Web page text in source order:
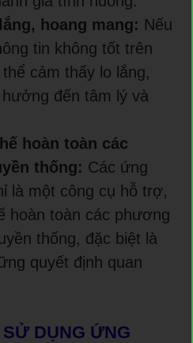
hoang mang: Nếu
tin không tốt trên
cảm thấy lo lắng,
đến tâm lý và
hoàn toàn các
thống: Các ứng
là một công cụ hỗ trợ,
hoàn toàn các phương
thống, đặc biệt là
quyết định quan
DỤNG ỨNG